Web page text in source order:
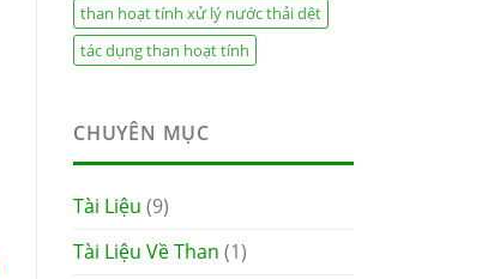
than hoạt tính xử lý nước thải dệt
tác dụng than hoạt tính
CHUYÊN MỤC
Tài Liệu (9)
Tài Liệu Về Than (1)